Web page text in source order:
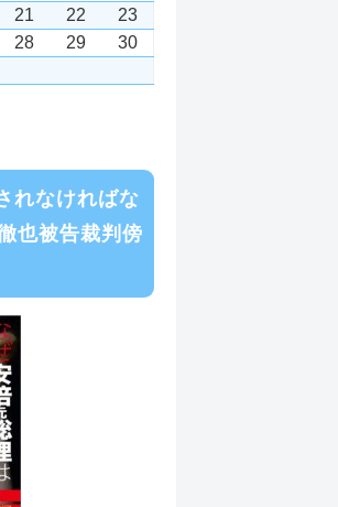
21 22
23
28 29
30
れなければな
也被告裁判傍